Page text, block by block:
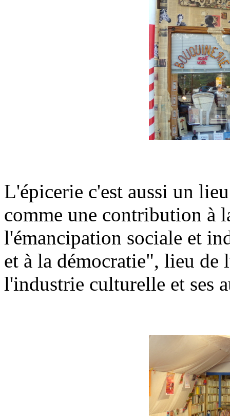
L'épicerie c'est aussi un
comme une contribution à
l'émancipation sociale et
et à la démocratie", lieu de
l'industrie culturelle et ses